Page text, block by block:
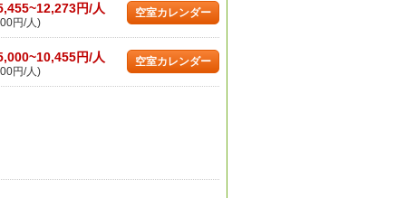
円/人
円/人)
空室カレンダー
円/人
円/人)
空室カレンダー